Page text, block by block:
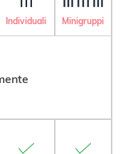
Individuali Minigruppi